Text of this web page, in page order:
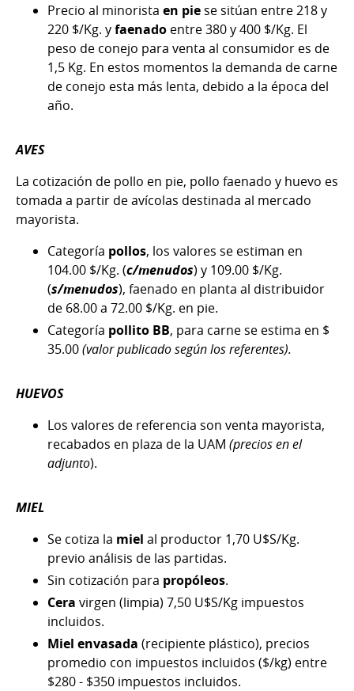
Precio al minorista en piese sitúan entre 218 y
220 $/Kg. yfaenado entre 380 y 400 $/Kg. El
peso de conejo para venta al consumidor es de
1,5 Kg. En estos momentos la demanda de carne
de conejo esta más lenta, debido a la época del
año.
AVES
La cotización de pollo en pie, pollo faenado y huevo es
tomada a partir de avícolas destinada al mercado
mayorista.
Categoría pollos, los valores se estiman en
104.00 $/Kg. (c/menudos) y 109.00 $/Kg.
(s/menudos), faenado en planta al distribuidor
de 68.00 a 72.00 $/Kg. en pie.
Categoría pollito BB, para carne se estima en $
35.00(valor publicado según los referentes).
HUEVOS
Los valores de referencia son venta mayorista,
recabados en plaza de la UAM (precios en el
adjunto).
MIEL
Se cotiza la miel al productor 1,70 U$S/Kg.
previo análisis de las partidas.
Sin cotización para propóleos.
Cera virgen (limpia) 7,50 U$S/Kg impuestos
incluidos.
Miel envasada (recipiente plástico), precios
promedio con impuestos incluidos ($/kg) entre
$280 - $350 impuestos incluidos.